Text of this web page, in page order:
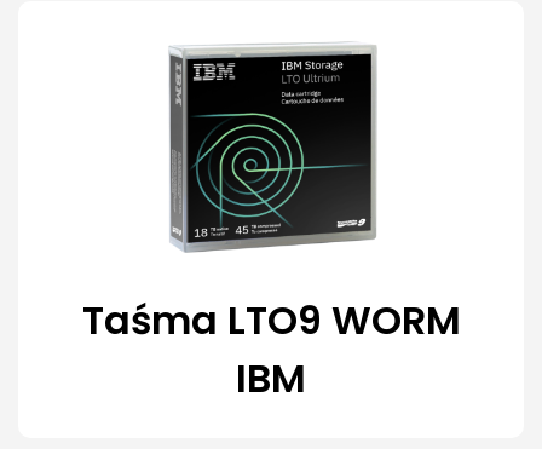
Taśma LTO9 WORM
IBM